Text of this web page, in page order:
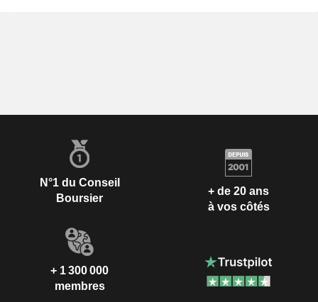
N°1 du Conseil
Boursier
+ de 20 ans
à vos côtés
+ 1 300 000
membres